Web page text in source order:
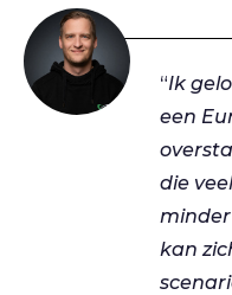
“Ik
een
die
minder
kan